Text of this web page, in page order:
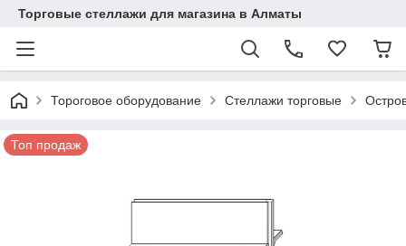
Торговые стеллажи для магазина в Алматы
Тороговое оборудование Стеллажи торговые
Топ продаж